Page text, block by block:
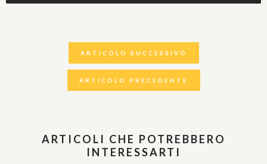
ARTICOLO SUCCESSIVO
ARTICOLO PRECEDENTE
ARTICOLI CHE POTREBBERO
INTERESSARTI